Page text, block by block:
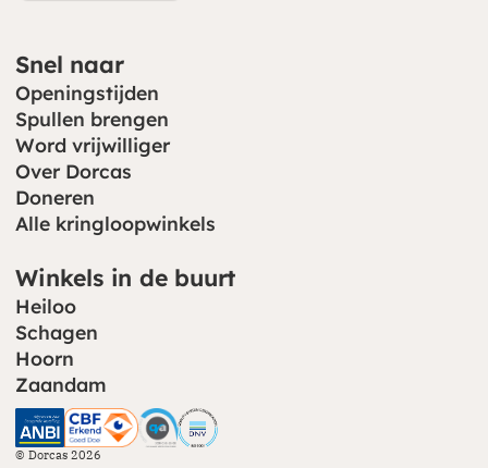
Snel naar
Openingstijden
Spullen brengen
Word vrijwilliger
Over Dorcas
Doneren
Alle kringloopwinkels
Winkels in de buurt
Heiloo
Schagen
Hoorn
Zaandam
CBF (opent in nieuw venster)
CHS (opent in nieuw venster)
© Dorcas 2026